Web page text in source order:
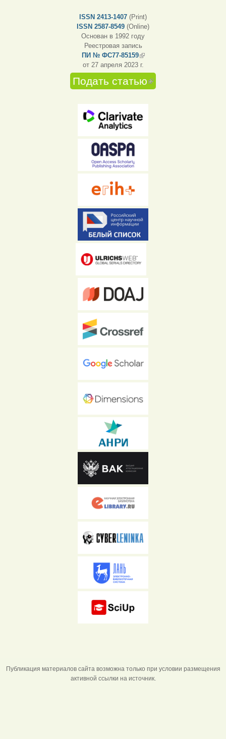
ISSN 2413-1407 (Print)
ISSN 2587-8549 (Online)
Основан в 1992 году
Реестровая запись
ПИ № ФС77-85159(внешняя ссылка)
от 27 апреля 2023 г.
Подать статью
Публикация материалов сайта возможна только при условии размещения
активной ссылки на источник.